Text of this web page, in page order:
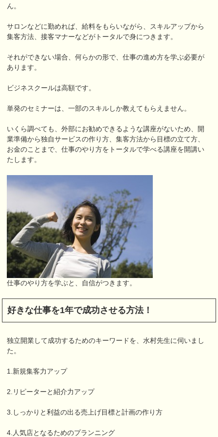
ん。
サロンなどに勤めれば、給料をもらいながら、スキルアップから
集客方法、接客マナーなどがトータルで身につきます。
それができない場合、何らかの形で、仕事の進め方を学ぶ必要が
あります。
ビジネスクールは高額です。
単発のセミナーは、一部のスキルしか教えてもらえません。
いくら調べても、外部にお勧めできるような講座がないため、開
業準備から独自サービスの作り方、集客方法から目標の立て方、
お金のことまで、仕事のやり方をトータルで学べる講座を開講い
たします。
仕事のやり方を学ぶと、自信がつきます。
好きな仕事を1年で成功させる方法！
独立開業して成功するためのキーワードを、水村先生に伺いまし
た。
1.新規集客力アップ
2.リピーターと紹介力アップ
3.しっかりと利益の出る売上げ目標と計画の作り方
4.人気店となるためのプランニング